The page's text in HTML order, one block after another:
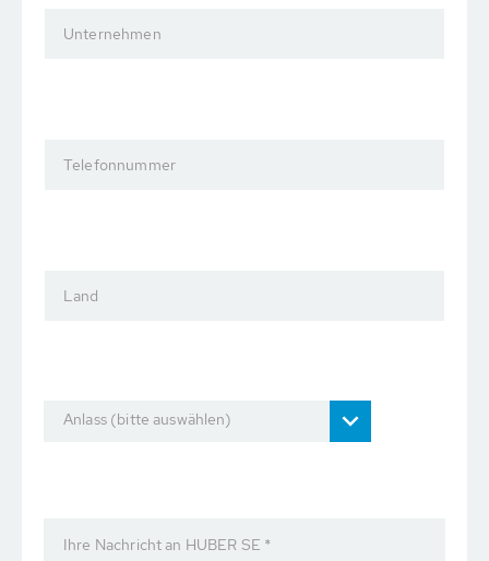
Unternehmen
Telefonnummer
Land
Anlass (bitte auswählen)
Ihre Nachricht an HUBER SE *